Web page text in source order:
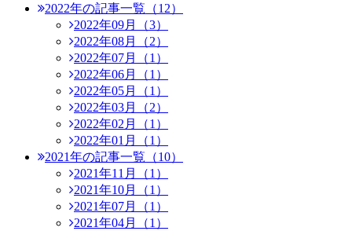
2022年の記事一覧（12）
2022年09月（3）
2022年08月（2）
2022年07月（1）
2022年06月（1）
2022年05月（1）
2022年03月（2）
2022年02月（1）
2022年01月（1）
2021年の記事一覧（10）
2021年11月（1）
2021年10月（1）
2021年07月（1）
2021年04月（1）